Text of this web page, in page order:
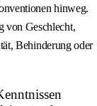
hinweg.
von Geschlecht,
Behinderung oder